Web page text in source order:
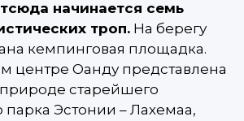
начинается семь
троп. На берегу
кемпинговая площадка.
центре Оанду представлена
старейшего
Эстонии – Лахемаа,